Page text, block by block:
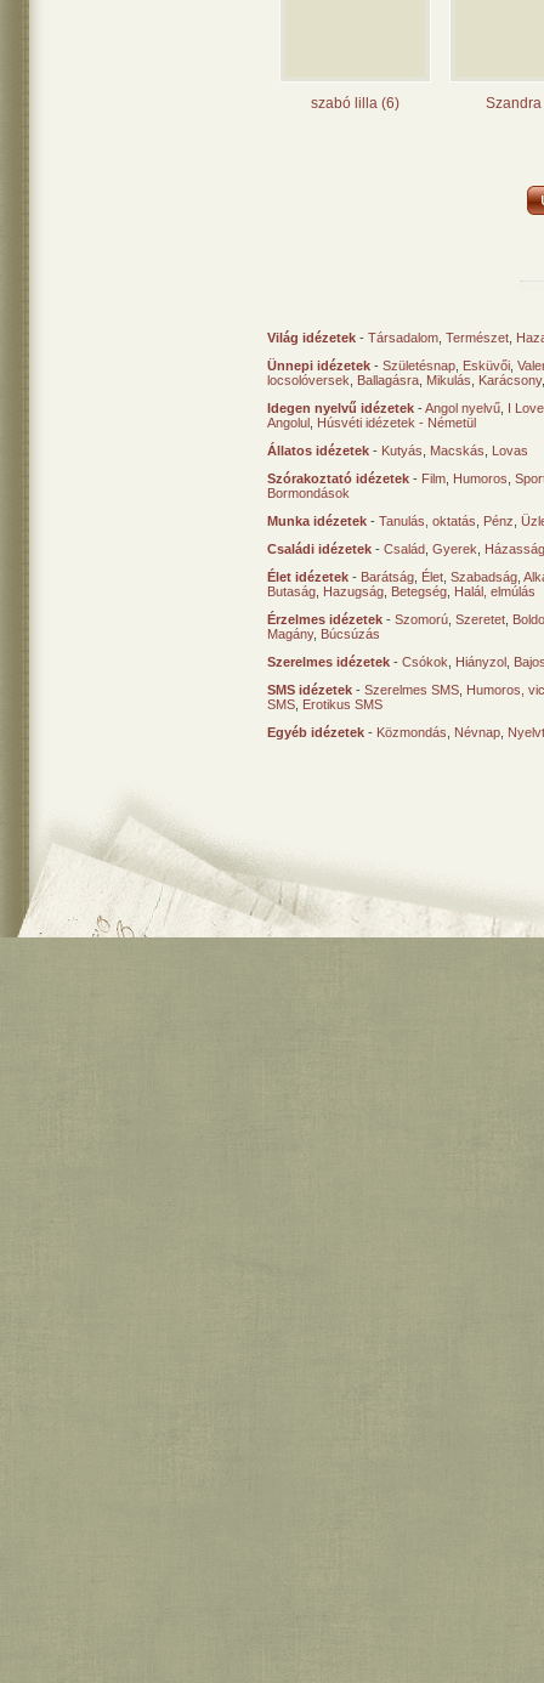
szabó lilla (6)
Világ idézetek - Társadalom Természet
Ünnepi idézetek - Születésnap Esküvői
locsolóversek
Ballagásra Mikulás Karácsony
Idegen nyelvű idézetek -Angol nyelvű I
Angolul Húsvéti idézetek - Németül
Állatos idézetek - Kutyás Macskás
Lovas
Szórakoztató idézetek - Film Humoros
Bormondások
Munka idézetek - Tanulás, oktatás Pénz
Családi idézetek - Család Gyerek
Élet idézetek - Barátság Élet Szabadság
Butaság Hazugság Betegség Halál, elmúlás
Érzelmes idézetek - Szomorú Szeretet
Magány, Búcsúzás
Szerelmes idézetek - Csókok Hiányzol
SMS idézetek - Szerelmes SMS Humoros,
SMS Erotikus SMS
Egyéb idézetek - Közmondás Névnap